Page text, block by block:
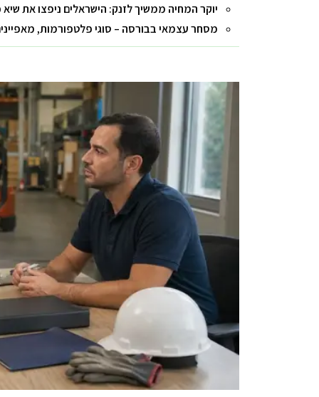
יוקר המחיה ממשיך לזנק: הישראלים ניפצו את
מסחר עצמאי בבורסה – סוגי פלטפורמות,